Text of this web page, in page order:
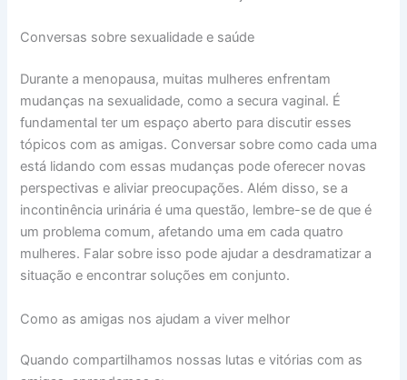
Conversas sobre sexualidade e saúde
Durante a menopausa, muitas mulheres enfrentam
mudanças na sexualidade, como a secura vaginal. É
fundamental ter um espaço aberto para discutir esses
tópicos com as amigas. Conversar sobre como cada uma
está lidando com essas mudanças pode oferecer novas
perspectivas e aliviar preocupações. Além disso, se a
incontinência urinária é uma questão, lembre-se de que é
um problema comum, afetando uma em cada quatro
mulheres. Falar sobre isso pode ajudar a desdramatizar a
situação e encontrar soluções em conjunto.
Como as amigas nos ajudam a viver melhor
Quando compartilhamos nossas lutas e vitórias com as